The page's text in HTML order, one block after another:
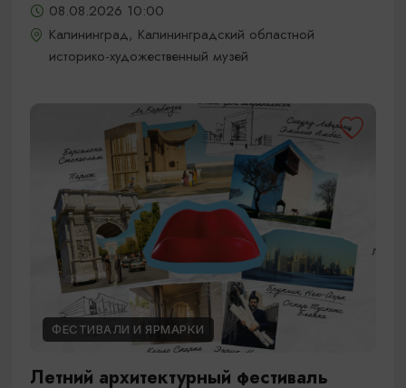
08.08.2026 10:00
Калининград, Калининградский областной
историко-художественный музей
ФЕСТИВАЛИ И ЯРМАРКИ
Летний архитектурный фестиваль